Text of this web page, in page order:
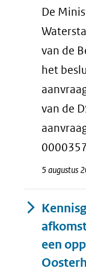
De
van de
het
van de
5 augustus
een